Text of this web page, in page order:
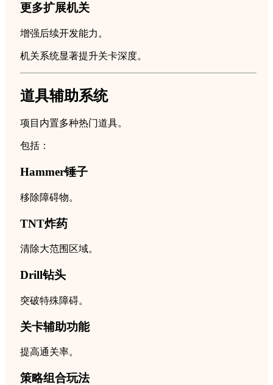
更多扩展机关
增强后续开发能力。
机关系统显著提升关卡深度。
道具辅助系统
项目内置多种热门道具。
包括：
Hammer锤子
移除障碍物。
TNT炸药
清除大范围区域。
Drill钻头
突破特殊障碍。
关卡辅助功能
提高通关率。
策略组合玩法